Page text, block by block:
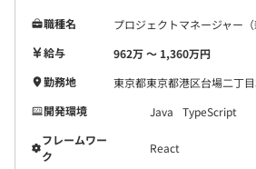
職種名
プロジェクトマネージャー（
給与
962万 〜 1,360万円
勤務地
東京都東京都港区台場二丁
開発環境
Java
TypeScript
フレームワー
ク
React